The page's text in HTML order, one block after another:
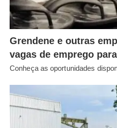
Grendene e outras
vagas de emprego
Conheça as oportunidades